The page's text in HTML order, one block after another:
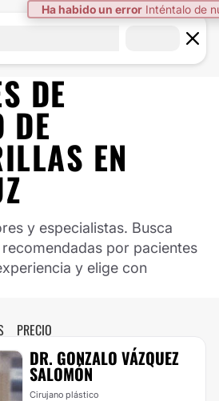
Ha habido un error Inténtalo de
DE
DE
EN
y especialistas. Busca
por pacientes
y elige con
PRECIO
DR. GONZALO VÁZQUEZ
SALOMÓN
Cirujano plástico